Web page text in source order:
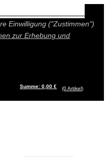
bieten (Marketing- und
Einwilligung ("Zustimmen")
zur Erhebung und
Summe: 0,00 € (0Artikel)